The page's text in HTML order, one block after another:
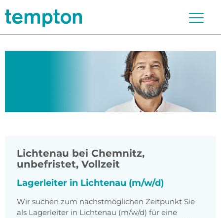
Lichtenau bei Chemnitz,
unbefristet, Vollzeit
Lagerleiter in Lichtenau (m/w/d)
Wir suchen zum nächstmöglichen Zeitpunkt Sie
als Lagerleiter in Lichtenau (m/w/d) für eine